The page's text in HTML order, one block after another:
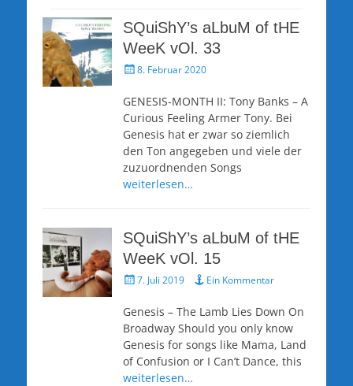
SQuiShY’s aLbuM of tHE
WeeK vOl. 33
Veröffentlicht
8. Februar 2020
GENESIS-MONTH II: Tony Banks – A
Curious Feeling Armer Tony. Bei
Genesis hat er zwar so ziemlich
den Ton angegeben und viele der
zuzuordnenden Songs
weiterlesen…
SQuiShY’s aLbuM of tHE
WeeK vOl. 15
Veröffentlicht
7. Juli 2019 Ein Kommentar
Genesis – The Lamb Lies Down On
Broadway Should you only know
Genesis for songs like Mama, Land
of Confusion or I Can’t Dance, this
weiterlesen…